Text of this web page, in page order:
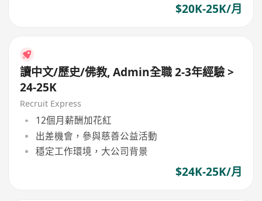
$20K-25K/月
讀中文/歷史/佛教, Admin全職 2-3年經驗 >
24-25K
Recruit Express
12個月薪酬加花紅
出差機會，參與慈善公益活動
穩定工作環境，大公司背景
$24K-25K/月